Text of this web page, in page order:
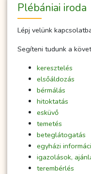
Plébániai iroda
Lépj velünk
Segíteni tudunk a
keresztelés
elsőáldozás
bérmálás
hitoktatás
esküvő
temetés
beteglátogatás
egyházi
igazolások,
terembérlés